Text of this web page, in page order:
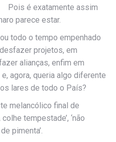
Pois é exatamente assim
parece estar.
todo o tempo empenhado
projetos, em
alianças, enfim em
agora, queria algo diferente
lares de todo o País?
melancólico final de
tempestade’, ‘não
pimenta’.